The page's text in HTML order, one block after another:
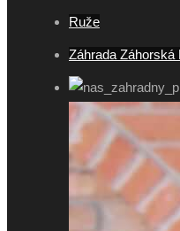
Ruže
Záhrada Záhorská